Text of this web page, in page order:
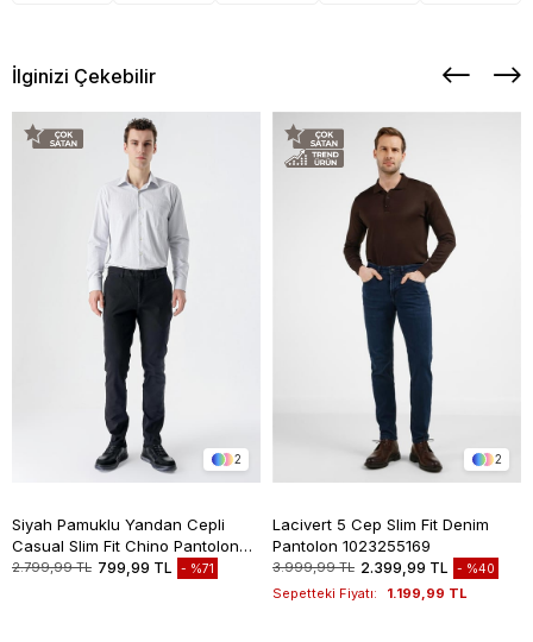
İlginizi Çekebilir
2
Siyah Pamuklu Yandan Cepli
Casual Slim Fit Chino Pantolon
1003235117
2.799,99 TL 799,99 TL %71
2
Lacivert 5 Cep Slim Fit Denim
Pantolon 1023255169
3.999,99 TL 2.399,99 TL %40
Sepetteki Fiyatı: 1.199,99 TL